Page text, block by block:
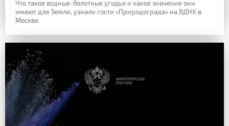
Что такое водные-болотные угодья и какое значение они
имеют для Земли, узнали гости «Природограда» на ВДНХ в
Москве.